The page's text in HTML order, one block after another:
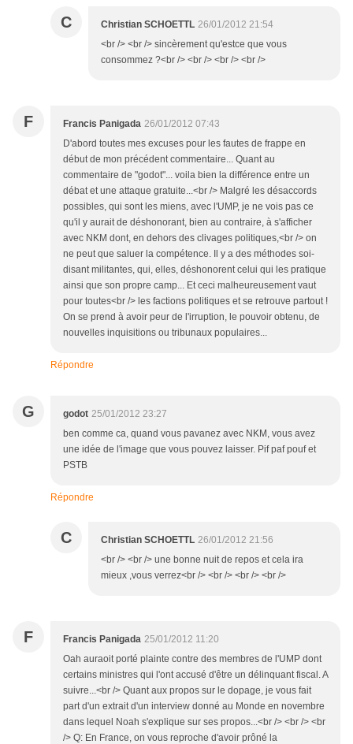
C Christian SCHOETTL 26/01/2012 21:54
<br /> <br /> sincèrement qu'estce que vous
consommez ?<br /> <br /> <br /> <br />
F Francis Panigada 26/01/2012 07:43
D'abord toutes mes excuses pour les fautes de frappe en
début de mon précédent commentaire... Quant au
commentaire de "godot"... voila bien la différence entre un
débat et une attaque gratuite...<br /> Malgré les désaccords
possibles, qui sont les miens, avec l'UMP, je ne vois pas ce
qu'il y aurait de déshonorant, bien au contraire, à s'afficher
avec NKM dont, en dehors des clivages politiques,<br /> on
ne peut que saluer la compétence. Il y a des méthodes soi-
disant militantes, qui, elles, déshonorent celui qui les pratique
ainsi que son propre camp... Et ceci malheureusement vaut
pour toutes<br /> les factions politiques et se retrouve partout !
On se prend à avoir peur de l'irruption, le pouvoir obtenu, de
nouvelles inquisitions ou tribunaux populaires...
Répondre
G godot 25/01/2012 23:27
ben comme ca, quand vous pavanez avec NKM, vous avez
une idée de l'image que vous pouvez laisser. Pif paf pouf et
PSTB
Répondre
C Christian SCHOETTL 26/01/2012 21:56
<br /> <br /> une bonne nuit de repos et cela ira
mieux ,vous verrez<br /> <br /> <br /> <br />
F Francis Panigada 25/01/2012 11:20
Oah auraoit porté plainte contre des membres de l'UMP dont
certains ministres qui l'ont accusé d'être un délinquant fiscal. A
suivre...<br /> Quant aux propos sur le dopage, je vous fait
part d'un extrait d'un interview donné au Monde en novembre
dans lequel Noah s'explique sur ses propos...<br /> <br /> <br
/> Q: En France, on vous reproche d'avoir prôné la